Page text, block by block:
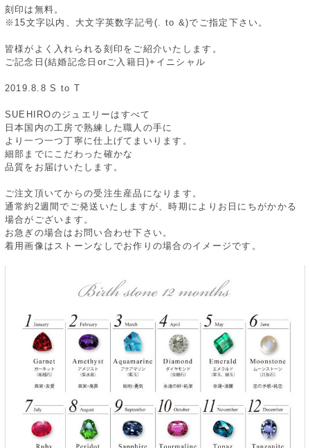
刻印は無料。
※15文字以内、大文字英数字記号(. to &)でご指定下さい。
皆様がよく入れられる刻印をご紹介いたします。
ご記念日(結婚記念日orご入籍日)+イニシャル
2019.8.8 S to T
SUEHIROのジュエリーはすべて
日本国内の工房で熟練した職人の手に
より一つ一つ丁寧に仕上げてまいります。
細部までにこだわった確かな
品質をお届けいたします。
ご注文頂いてからの受注生産品になります。
通常約2週間でご発送いたしますが、時期によりお日にちがかかる
場合がございます。
お急ぎの場合はお問い合わせ下さい。
着用画像はストーンなしでお作りの場合のイメージです。